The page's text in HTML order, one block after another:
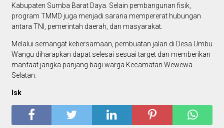
Kabupaten Sumba Barat Daya. Selain pembangunan fisik,
program TMMD juga menjadi sarana mempererat hubungan
antara TNI, pemerintah daerah, dan masyarakat.
Melalui semangat kebersamaan, pembuatan jalan di Desa Umbu
Wangu diharapkan dapat selesai sesuai target dan memberikan
manfaat jangka panjang bagi warga Kecamatan Wewewa
Selatan.
Isk